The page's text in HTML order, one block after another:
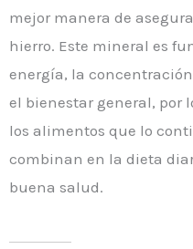
mejor manera de
hierro. Este mineral es
energía, la
el bienestar general, por
los alimentos que lo
combinan en la dieta
buena salud.